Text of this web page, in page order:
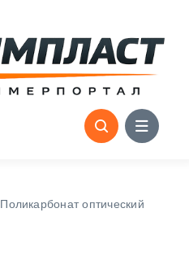
Поликарбонат оптический